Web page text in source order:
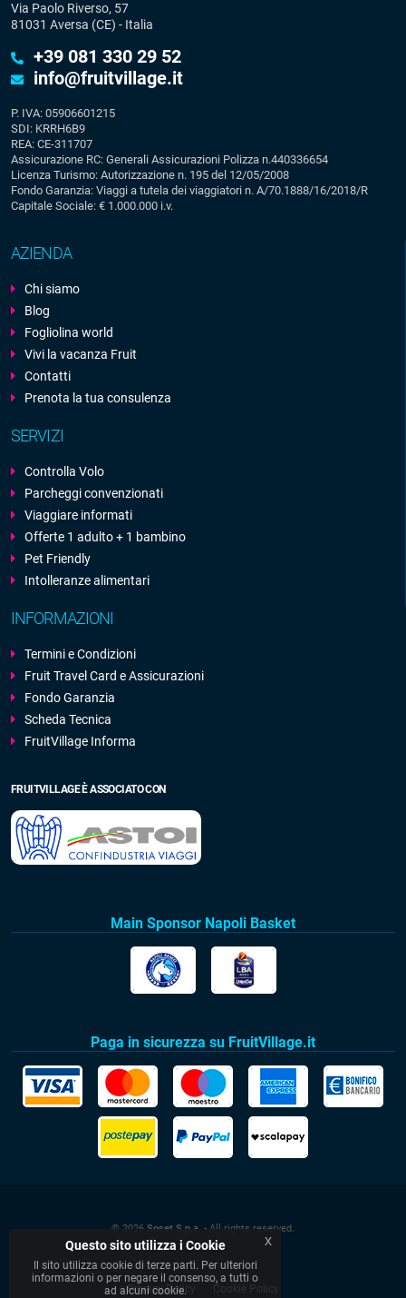
Via Paolo Riverso, 57
81031 Aversa (CE) - Italia
+39 081 330 29 52
info@fruitvillage.it
P. IVA: 05906601215
SDI: KRRH6B9
REA: CE-311707
Assicurazione RC: Generali Assicurazioni Polizza n.440336654
Licenza Turismo: Autorizzazione n. 195 del 12/05/2008
Fondo Garanzia: Viaggi a tutela dei viaggiatori n. A/70.1888/16/2018/R
Capitale Sociale: € 1.000.000 i.v.
AZIENDA
Chi siamo
Blog
Fogliolina world
Vivi la vacanza Fruit
Contatti
Prenota la tua consulenza
SERVIZI
Controlla Volo
Parcheggi convenzionati
Viaggiare informati
Offerte 1 adulto + 1 bambino
Pet Friendly
Intolleranze alimentari
INFORMAZIONI
Termini e Condizioni
Fruit Travel Card e Assicurazioni
Fondo Garanzia
Scheda Tecnica
FruitVillage Informa
FRUITVILLAGE È ASSOCIATO CON
Main Sponsor Napoli Basket
Paga in sicurezza su FruitVillage.it
© 2026 Soset S.p.a. - All rights reserved.
Privacy Policy Cookie Policy
Questo sito utilizza i Cookie
Il sito utilizza cookie di terze parti. Per ulteriori
informazioni o per negare il consenso, a tutti o
ad alcuni cookie.
x